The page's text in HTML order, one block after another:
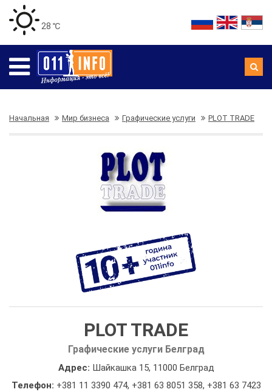
28 ℃
Начальная Мир бизнеса Графические услуги PLOT TRADE
PLOT TRADE
Графические услуги Белград
Адрес: Шайкашка 15, 11000 Белград
Телефон: +381 11 3390 474, +381 63 8051 358, +381 63 7423